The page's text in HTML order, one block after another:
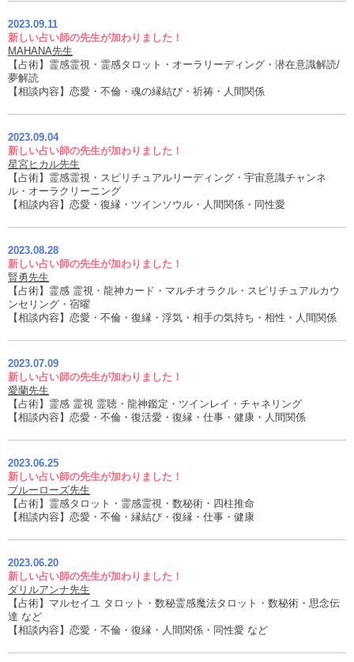
2023.09.11
新しい占い師の先生が加わりました！
MAHANA先生
【占術】霊感霊視・霊感タロット・オーラリーディング・潜在意識解読/
夢解読
【相談内容】恋愛・不倫・魂の縁結び・祈祷・人間関係
2023.09.04
新しい占い師の先生が加わりました！
星宮ヒカル先生
【占術】霊感霊視・スピリチュアルリーディング・宇宙意識チャンネ
ル・オーラクリーニング
【相談内容】恋愛・復縁・ツインソウル・人間関係・同性愛
2023.08.28
新しい占い師の先生が加わりました！
賢勇先生
【占術】霊感 霊視・龍神カード・マルチオラクル・スピリチュアルカウ
ンセリング・宿曜
【相談内容】恋愛・不倫・復縁・浮気・相手の気持ち・相性・人間関係
2023.07.09
新しい占い師の先生が加わりました！
愛蘭先生
【占術】霊感 霊視 霊聴・龍神鑑定・ツインレイ・チャネリング
【相談内容】恋愛・不倫・復活愛・復縁・仕事・健康・人間関係
2023.06.25
新しい占い師の先生が加わりました！
ブルーローズ先生
【占術】霊感タロット・霊感霊視・数秘術・四柱推命
【相談内容】恋愛・不倫・縁結び・復縁・仕事・健康
2023.06.20
新しい占い師の先生が加わりました！
ダリルアンナ先生
【占術】マルセイユ タロット・数秘霊感魔法タロット・数秘術・思念伝
達 など
【相談内容】恋愛・不倫・復縁・人間関係・同性愛 など